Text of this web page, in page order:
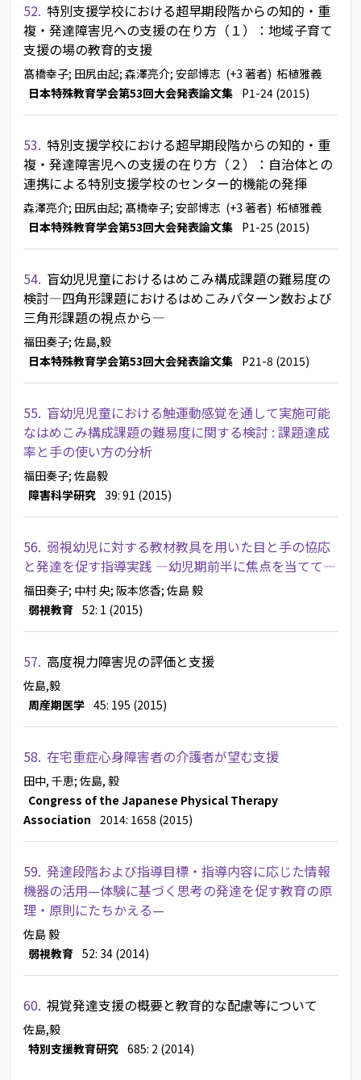
52. 特別支援学校における超早期段階からの知的・重
複・発達障害児への支援の在り方（１）：地域子育て
支援の場の教育的支援
髙橋幸子; 田尻由起; 森澤亮介; 安部博志 (+3 著者) 柘植雅義
日本特殊教育学会第53回大会発表論文集 P1-24 (2015)
53. 特別支援学校における超早期段階からの知的・重
複・発達障害児への支援の在り方（２）：自治体との
連携による特別支援学校のセンター的機能の発揮
森澤亮介; 田尻由起; 髙橋幸子; 安部博志 (+3 著者) 柘植雅義
日本特殊教育学会第53回大会発表論文集 P1-25 (2015)
54. 盲幼児児童におけるはめこみ構成課題の難易度の
検討―四角形課題におけるはめこみパターン数および
三角形課題の視点から―
福田奏子; 佐島,毅
日本特殊教育学会第53回大会発表論文集 P21-8 (2015)
55. 盲幼児児童における触運動感覚を通して実施可能
なはめこみ構成課題の難易度に関する検討 : 課題達成
率と手の使い方の分析
福田奏子; 佐島毅
障害科学研究 39: 91 (2015)
56. 弱視幼児に対する教材教具を用いた目と手の協応
と発達を促す指導実践 ―幼児期前半に焦点を当てて―
福田奏子; 中村 央; 阪本悠香; 佐島 毅
弱視教育 52: 1 (2015)
57. 高度視力障害児の評価と支援
佐島,毅
周産期医学 45: 195 (2015)
58. 在宅重症心身障害者の介護者が望む支援
田中, 千恵; 佐島, 毅
Congress of the Japanese Physical Therapy
Association 2014: 1658 (2015)
59. 発達段階および指導目標・指導内容に応じた情報
機器の活用—体験に基づく思考の発達を促す教育の原
理・原則にたちかえる—
佐島 毅
弱視教育 52: 34 (2014)
60. 視覚発達支援の概要と教育的な配慮等について
佐島,毅
特別支援教育研究 685: 2 (2014)